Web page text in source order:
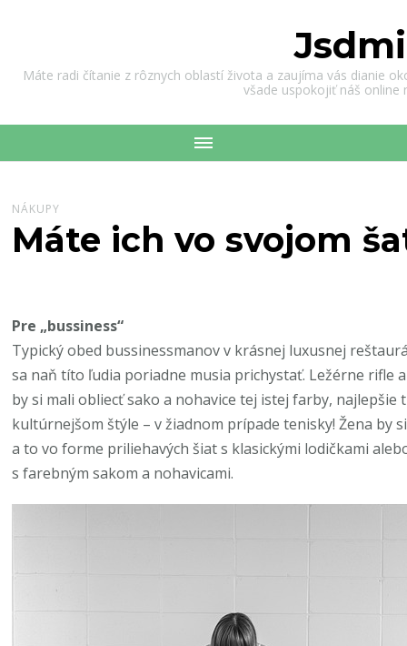
Jsdmi
Máte radi čítanie z rôznych oblastí života a zaujíma vás dianie
všade uspokojiť náš online
NÁKUPY
Máte ich vo svojom
Pre „bussiness“
Typický obed bussinessmanov v krásnej luxusnej
sa naň títo ľudia poriadne musia prichystať. Ležérne rifle
by si mali obliecť sako a nohavice tej istej farby, najlepšie
kultúrnejšom štýle – v žiadnom prípade tenisky! Žena by
a to vo forme priliehavých šiat s klasickými lodičkami
s farebným sakom a nohavicami.